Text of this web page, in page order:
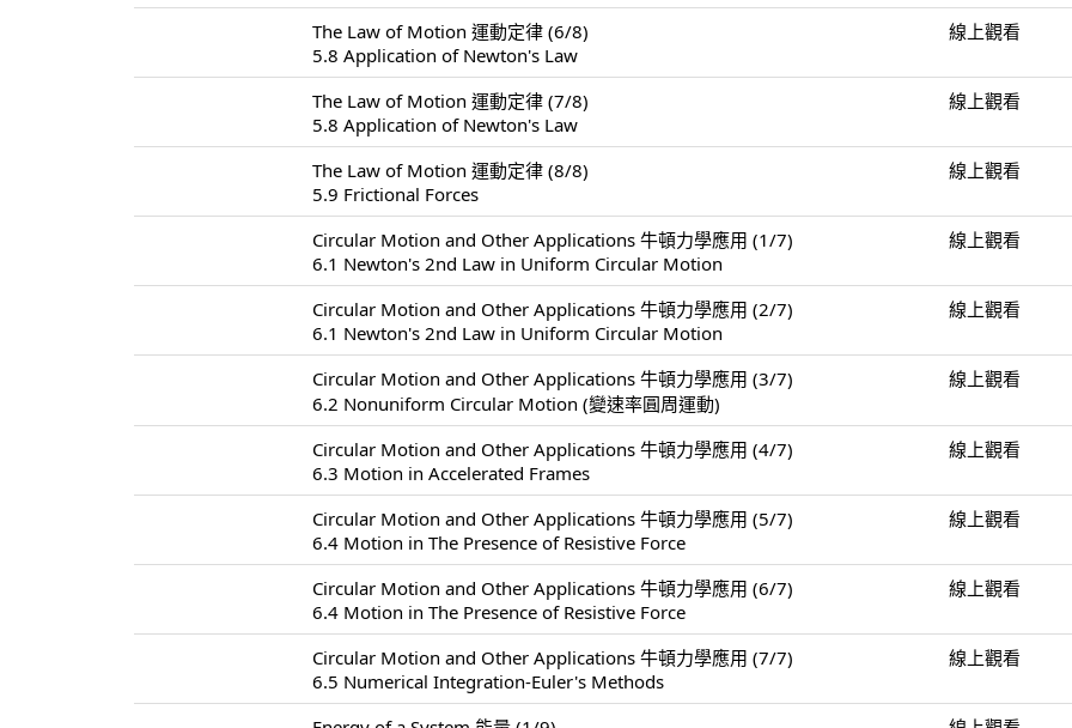
The Law of Motion 運動定律 (6/8)
5.8 Application of Newton's Law
線上觀看
The Law of Motion 運動定律 (7/8)
5.8 Application of Newton's Law
線上觀看
The Law of Motion 運動定律 (8/8)
5.9 Frictional Forces
線上觀看
Circular Motion and Other Applications 牛頓力學應用 (1/7)
6.1 Newton's 2nd Law in Uniform Circular Motion
線上觀看
Circular Motion and Other Applications 牛頓力學應用 (2/7)
6.1 Newton's 2nd Law in Uniform Circular Motion
線上觀看
Circular Motion and Other Applications 牛頓力學應用 (3/7)
6.2 Nonuniform Circular Motion (變速率圓周運動)
線上觀看
Circular Motion and Other Applications 牛頓力學應用 (4/7)
6.3 Motion in Accelerated Frames
線上觀看
Circular Motion and Other Applications 牛頓力學應用 (5/7)
6.4 Motion in The Presence of Resistive Force
線上觀看
Circular Motion and Other Applications 牛頓力學應用 (6/7)
6.4 Motion in The Presence of Resistive Force
線上觀看
Circular Motion and Other Applications 牛頓力學應用 (7/7)
6.5 Numerical Integration-Euler's Methods
線上觀看